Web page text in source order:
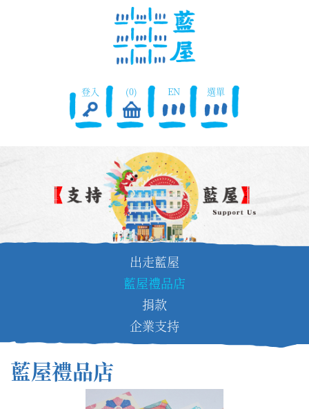
登入 (0) EN 選單
出走藍屋
藍屋禮品店
捐款
企業支持
藍屋禮品店